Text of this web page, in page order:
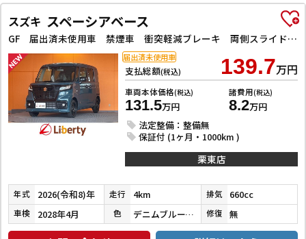
スズキ スペーシアベース
GF 届出済未使用車 禁煙車 衝突軽減ブレーキ 両側スライドドア クリアランスソナー レーンアシスト 衝突被害軽減システム オートライト スマートキー アイドリングストップ 電動格納ミラー シートヒーター
支払総額(税込) 139.7万円
車両本体価格(税込)
131.5万円
諸費用(税込)
8.2万円
法定整備：整備無
保証付 (1ヶ月・1000km )
届出済未使用車
栗東店
年式 2026(令和8)年 走行 4km 排気 660cc
車検 2028年4月 色 デニムブルーメタリック 修復 無